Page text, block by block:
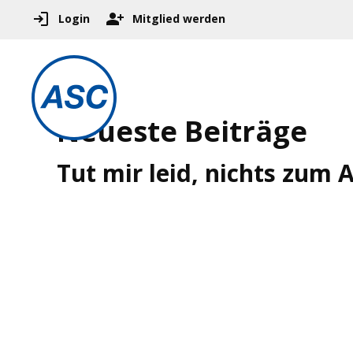
Login Mitglied werden
Neueste Beiträge
Tut mir leid, nichts zum